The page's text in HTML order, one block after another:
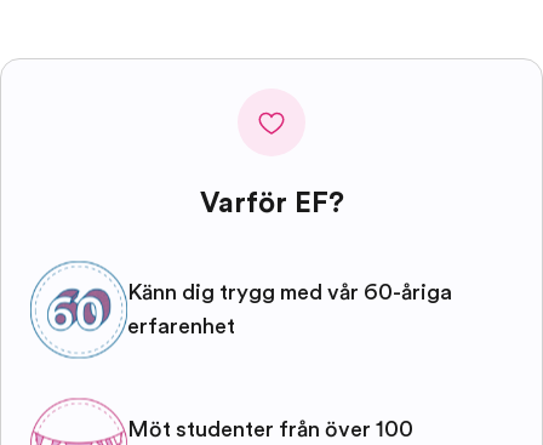
Varför EF?
Känn dig trygg med vår 60-åriga
erfarenhet
Möt studenter från över 100